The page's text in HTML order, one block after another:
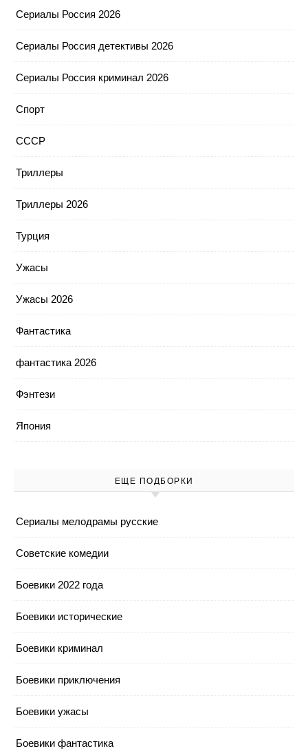
Сериалы Россия 2026
Сериалы Россия детективы 2026
Сериалы Россия криминал 2026
Спорт
СССР
Триллеры
Триллеры 2026
Турция
Ужасы
Ужасы 2026
Фантастика
фантастика 2026
Фэнтези
Япония
ЕЩЕ ПОДБОРКИ
Cериалы мелодрамы русские
Cоветские комедии
Боевики 2022 года
Боевики исторические
Боевики криминал
Боевики приключения
Боевики ужасы
Боевики фантастика